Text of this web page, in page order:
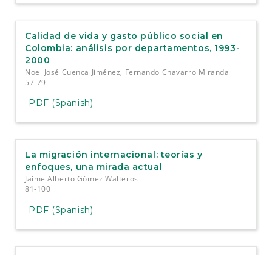
Calidad de vida y gasto público social en
Colombia: análisis por departamentos, 1993-
2000
Noel José Cuenca Jiménez, Fernando Chavarro Miranda
57-79
PDF (Spanish)
La migración internacional: teorías y
enfoques, una mirada actual
Jaime Alberto Gómez Walteros
81-100
PDF (Spanish)